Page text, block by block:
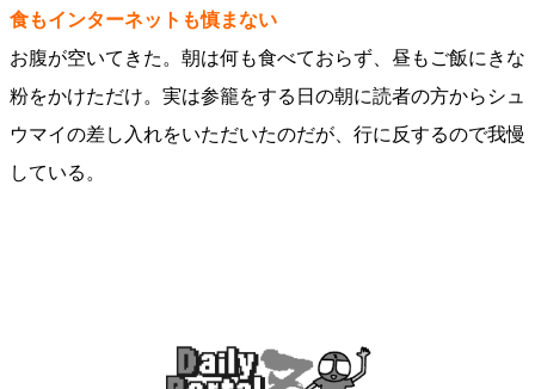
食もインターネットも慎まない
お腹が空いてきた。朝は何も食べておらず、昼もご飯にきな
粉をかけただけ。実は参籠をする日の朝に読者の方からシュ
ウマイの差し入れをいただいたのだが、行に反するので我慢
している。